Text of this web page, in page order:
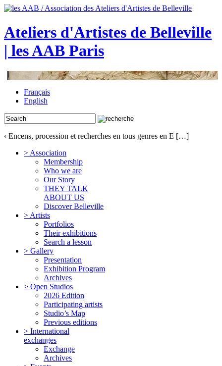
Ateliers d'Artistes de Belleville
| les AAB Paris
Français
English
‹ Encens, procession et recherches en tous genres en E […]
> Association
Membership
Who we are
Our Story
THEY TALK
ABOUT US
Discover Belleville
> Artists
Portfolios
Their exhibitions
Search a lesson
> Gallery
Presentation
Exhibition Program
Archives
> Open Studios
2026 Edition
Participating artists
Studio’s Map
Previous editions
> International
exchanges
Exchange
Archives